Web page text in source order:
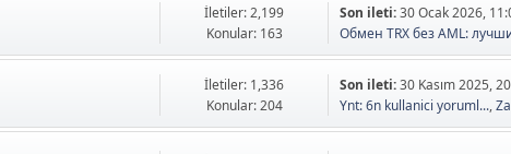
İletiler: 2,199
Konular: 163
Son ileti:30 Ocak 2026,
Обмен TRX без AML:
İletiler: 1,336
Konular: 204
Son ileti:30 Kasım 2025,
Ynt: 6n kullanici yoruml...,